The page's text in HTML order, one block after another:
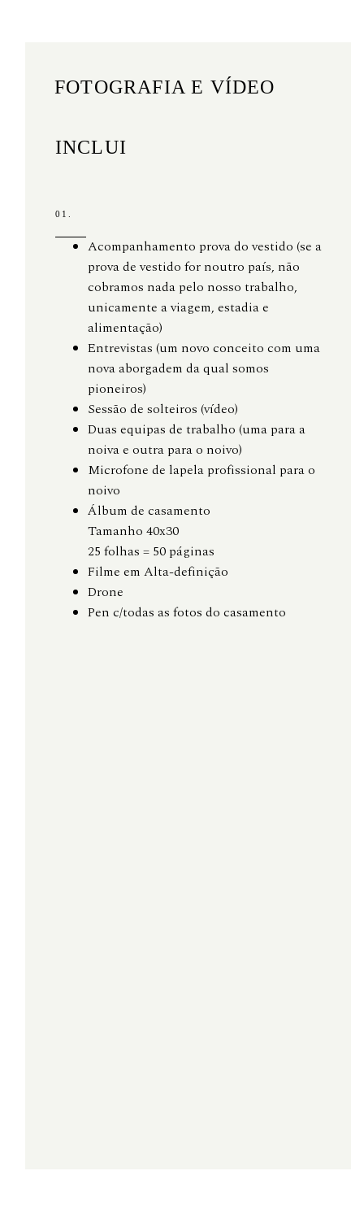
FOTOGRAFIA E VÍDEO
INCLUI
01.
Acompanhamento prova do vestido (se a
prova de vestido for noutro país, não
cobramos nada pelo nosso trabalho,
unicamente a viagem, estadia e
alimentação)
Entrevistas (um novo conceito com uma
nova aborgadem da qual somos
pioneiros)
Sessão de solteiros (vídeo)
Duas equipas de trabalho (uma para a
noiva e outra para o noivo)
Microfone de lapela profissional para o
noivo
Álbum de casamento
Tamanho 40x30
25 folhas = 50 páginas
Filme em Alta-definição
Drone
Pen c/todas as fotos do casamento